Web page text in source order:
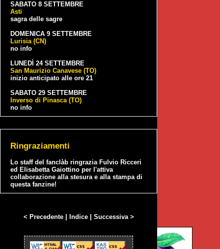
SABATO 8 SETTEMBRE
Asti
sagra delle sagre
DOMENICA 9 SETTEMBRE
Lurisia (CN)
no info
LUNEDÌ 24 SETTEMBRE
San Maurizio Canavese (TO)
inizio anticipato alle ore 21
SABATO 29 SETTEMBRE
Inverso di Pinasca (TO)
no info
Ringraziamenti
Lo staff del fanclàb ringrazia Fulvio Ricceri
ed Elisabetta Gaiottino per l'attiva
collaborazione alla stesura e alla stampa di
questa fanzine!
< Precedente| Indice| Successiva >